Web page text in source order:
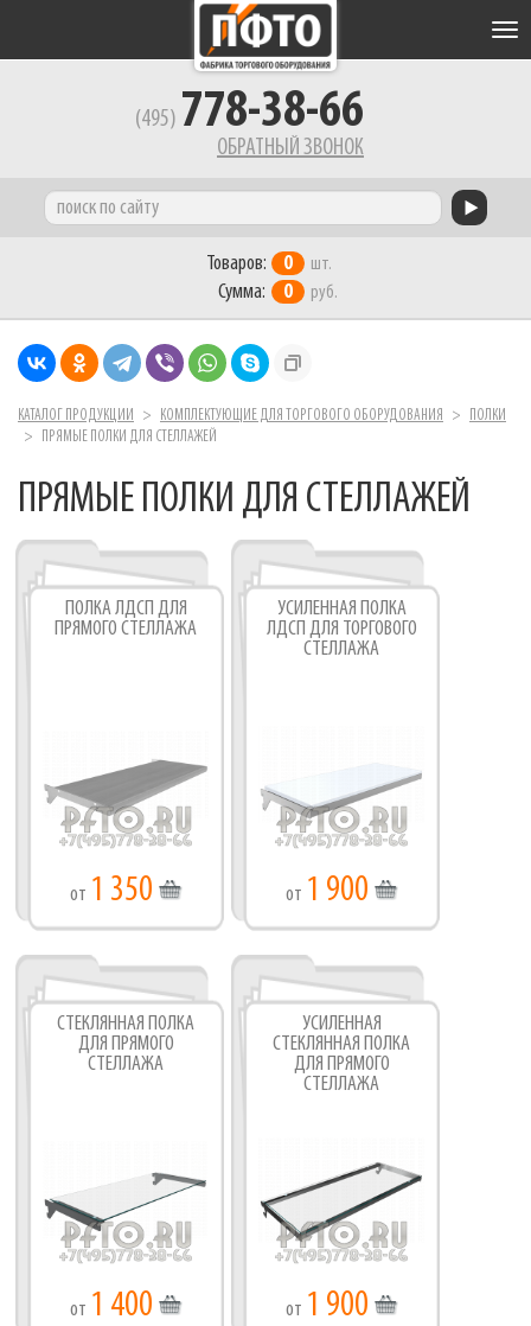
(495) 778-38-66
ОБРАТНЫЙ ЗВОНОК
Фабрика торгового оборудования
Товаров: 0 шт.
Сумма: 0 руб.
КАТАЛОГ ПРОДУКЦИИ КОМПЛЕКТУЮЩИЕ ДЛЯ ТОРГОВОГО ОБОРУДОВАНИЯ
ПОЛКИ
ПРЯМЫЕ ПОЛКИ ДЛЯ СТЕЛЛАЖЕЙ
ПРЯМЫЕ ПОЛКИ ДЛЯ СТЕЛЛАЖЕЙ
ПОЛКА ЛДСП ДЛЯ
ПРЯМОГО СТЕЛЛАЖА
от 1 350
УСИЛЕННАЯ ПОЛКА
ЛДСП ДЛЯ ТОРГОВОГО
СТЕЛЛАЖА
от 1 900
СТЕКЛЯННАЯ ПОЛКА
ДЛЯ ПРЯМОГО
СТЕЛЛАЖА
от 1 400
УСИЛЕННАЯ
СТЕКЛЯННАЯ ПОЛКА
ДЛЯ ПРЯМОГО
СТЕЛЛАЖА
от 1 900